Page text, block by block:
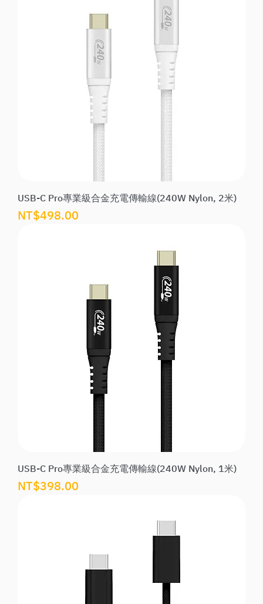
USB-C Pro專業級合金充電傳輸線(240W Nylon, 2米)
價格
NT$498.00
USB-C Pro專業級合金充電傳輸線(240W Nylon, 1米)
價格
NT$398.00